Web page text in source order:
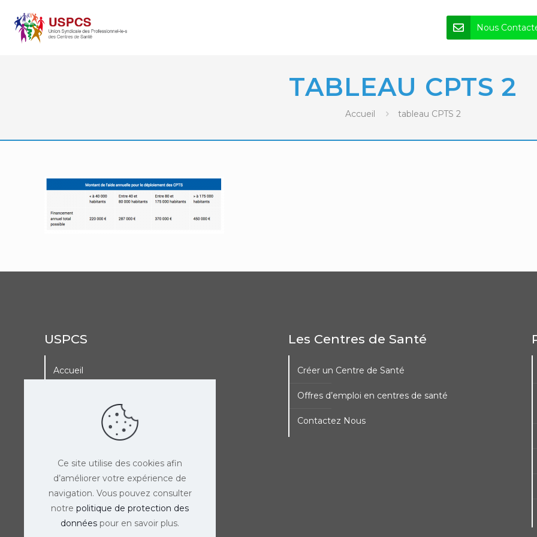
Nous
TABLEAU CPTS 2
Accueil tableau CPTS 2
USPCS
Accueil
Adhérer à l’USPCS
Les Centres de Santé
Créer un Centre de Santé
Offres d’emploi en centres de santé
Contactez Nous
Ce site utilise des cookies afin
d’améliorer votre expérience de
navigation. Vous pouvez consulter
notre politique de protection des
données pour en savoir plus.